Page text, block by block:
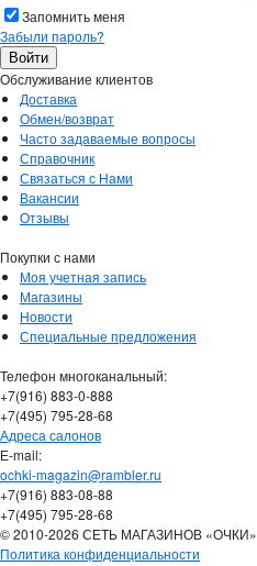
Запомнить меня
Забыли пароль?
Обслуживание клиентов
Доставка
Обмен/возврат
Часто задаваемые вопросы
Справочник
Связаться с Нами
Вакансии
Отзывы
Покупки с нами
Моя учетная запись
Магазины
Новости
Специальные предложения
Телефон многоканальный:
+7(916) 883-0-888
+7(495) 795-28-68
Адреса салонов
Е-mail:
ochki-magazin@rambler.ru
+7(916) 883-08-88
+7(495) 795-28-68
© 2010-2026 СЕТЬ МАГАЗИНОВ «ОЧКИ»
Политика конфиденциальности